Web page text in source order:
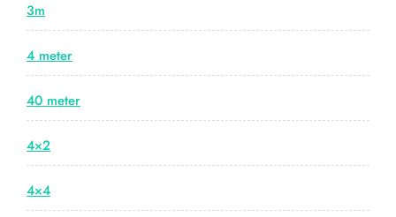
3m
4 meter
40 meter
4×2
4×4